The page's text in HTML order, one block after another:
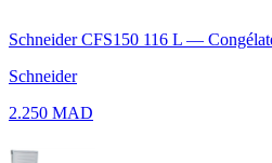
Schneider CFS150 116 L —
Schneider
2.250 MAD